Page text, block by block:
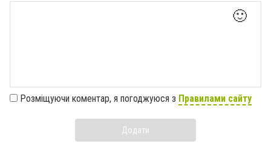
🙂
Розміщуючи коментар, я погоджуюся з Правилами сайту
Додати